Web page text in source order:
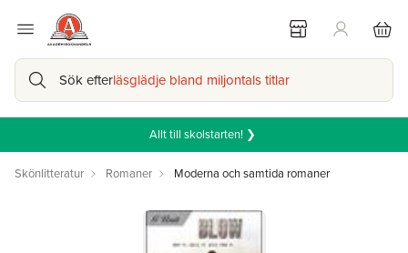
Sök efterläsglädje bland miljontals titlar
Allt till skolstarten! ❯
Skönlitteratur Romaner Moderna och samtida romaner